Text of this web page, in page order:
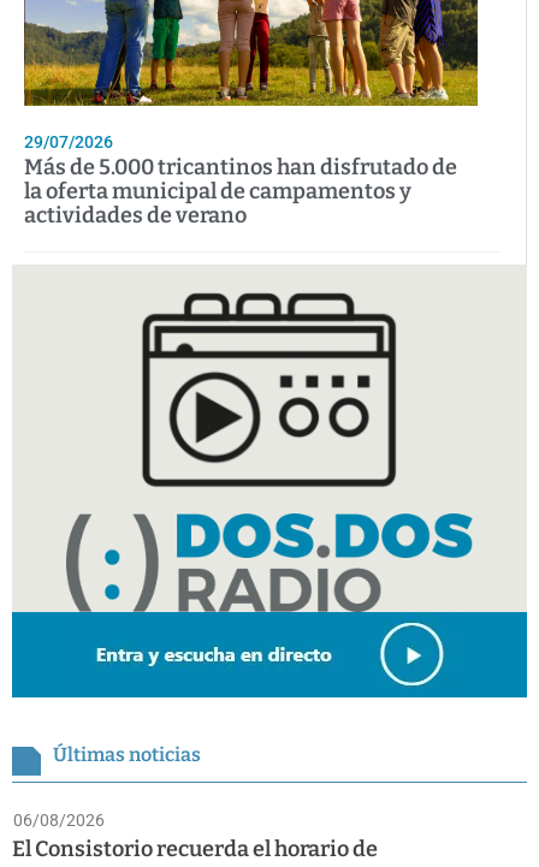
29/07/2026
Más de 5.000 tricantinos han disfrutado de
la oferta municipal de campamentos y
actividades de verano
Últimas noticias
06/08/2026
El Consistorio recuerda el horario de